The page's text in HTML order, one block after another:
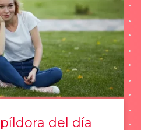
del día